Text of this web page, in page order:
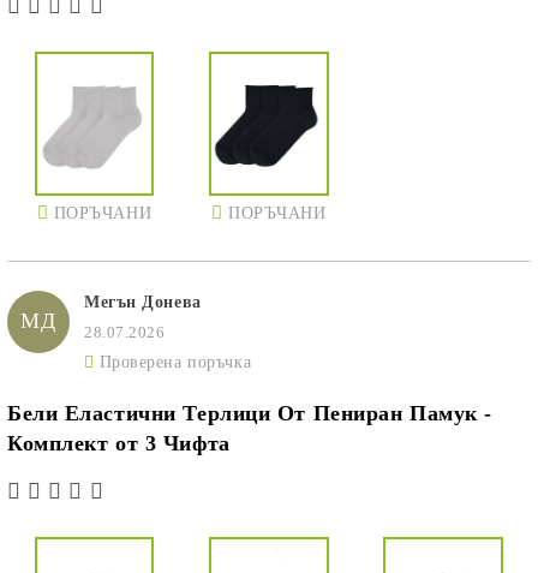
ПОРЪЧАНИ ПОРЪЧАНИ
МД
Мегън Донева
28.07.2026
Проверена поръчка
Бели Еластични Терлици От Пениран Памук -
Комплект от 3 Чифта